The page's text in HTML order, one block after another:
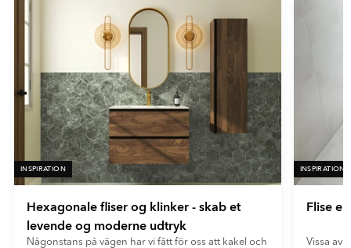
En meget mat overflade med minimal lysrefleksion. Ultramatte
fliser giver et blødt og moderne udtryk og skjuler effektivt
fingeraftryk og genskin.
INSPIRATION
Hexagonale fliser og klinker - skab et
levende og moderne udtryk
Någonstans på vägen har vi fått för oss att kakel och
INSPIRATION
Flise
Vissa av